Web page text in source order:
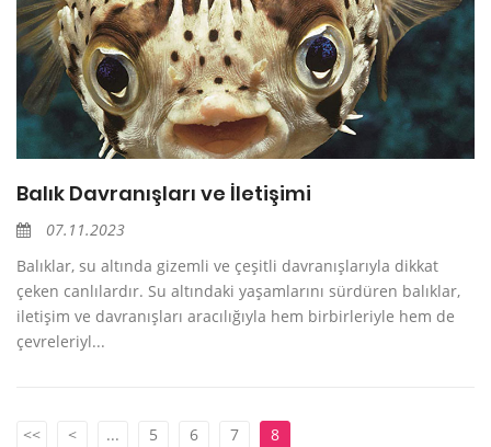
Balık Davranışları ve İletişimi
07.11.2023
Balıklar, su altında gizemli ve çeşitli davranışlarıyla dikkat
çeken canlılardır. Su altındaki yaşamlarını sürdüren balıklar,
iletişim ve davranışları aracılığıyla hem birbirleriyle hem de
çevreleriyl...
<< < ... 5 6 7 8